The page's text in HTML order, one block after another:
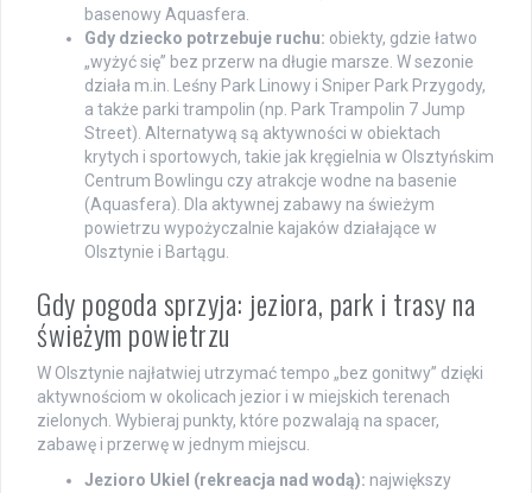
basenowy Aquasfera.
Gdy dziecko potrzebuje ruchu: obiekty, gdzie łatwo
„wyżyć się” bez przerw na długie marsze. W sezonie
działa m.in. Leśny Park Linowy i Sniper Park Przygody,
a także parki trampolin (np. Park Trampolin 7 Jump
Street). Alternatywą są aktywności w obiektach
krytych i sportowych, takie jak kręgielnia w Olsztyńskim
Centrum Bowlingu czy atrakcje wodne na basenie
(Aquasfera). Dla aktywnej zabawy na świeżym
powietrzu wypożyczalnie kajaków działające w
Olsztynie i Bartągu.
Gdy pogoda sprzyja: jeziora, park i trasy na
świeżym powietrzu
W Olsztynie najłatwiej utrzymać tempo „bez gonitwy” dzięki
aktywnościom w okolicach jezior i w miejskich terenach
zielonych. Wybieraj punkty, które pozwalają na spacer,
zabawę i przerwę w jednym miejscu.
Jezioro Ukiel (rekreacja nad wodą): największy